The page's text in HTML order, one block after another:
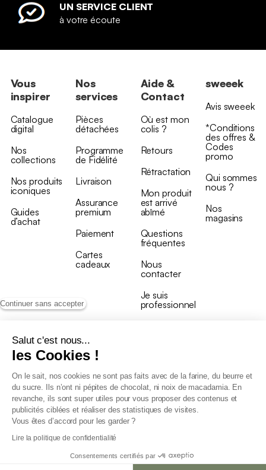
Continuer sans accepter
Salut c'est nous...
les Cookies !
On le sait, nos cookies ne sont pas faits avec de la farine, du beurre et
du sucre. Ils n’ont ni pépites de chocolat, ni noix de macadamia. En
revanche, ils sont super utiles pour vous proposer des contenus et
publicités ciblées et réaliser des statistiques de visites.
Vous êtes d’accord pour les garder ?
Lire la politique de confidentialité
Consentements certifiés par
UN SERVICE CLIENT
à votre écoute
Vous
inspirer
Catalogue
digital
Nos
collections
Nos produits
iconiques
Guides
d’achat
Nos
services
Pièces
détachées
Programme
de Fidélité
Livraison
Assurance
premium
Paiement
Cartes
cadeaux
Aide &
Contact
Où est mon
colis ?
Retours
Rétractation
Mon produit
est arrivé
abîmé
Questions
fréquentes
Nous
contacter
Je suis
professionnel
sweeek
Avis sweeek
*Conditions
des offres &
Codes
promo
Qui sommes
nous ?
Nos
magasins
Conditions générales de vente
Conditions générales du programme de fidélité
Charte de données personnelles
Conditions générales de vente Pro
Déclaration d’accessibilité